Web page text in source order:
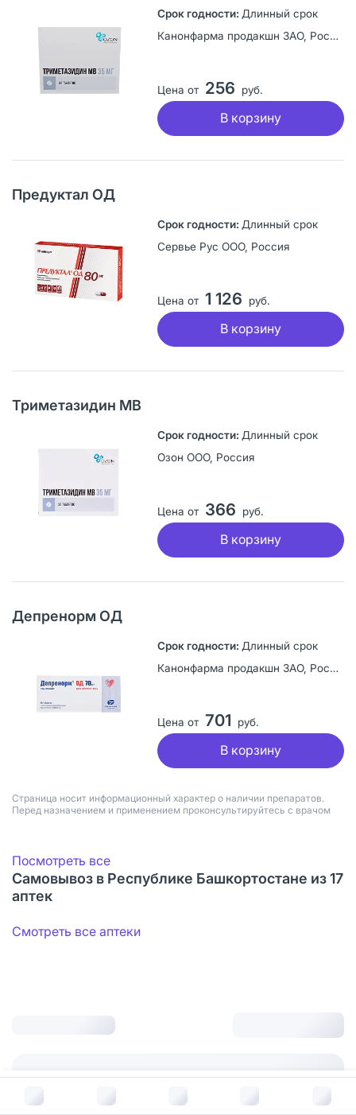
В корзину за
Длинный срок
Канонфарма продакшн ЗАО, Россия
Цена от 256 руб.
В корзину
Предуктал ОД
Длинный срок
Сервье Рус ООО, Россия
Цена от 1 126 руб.
В корзину
Триметазидин МВ
Длинный срок
Озон ООО, Россия
Цена от 366 руб.
В корзину
Депренорм ОД
Длинный срок
Канонфарма продакшн ЗАО, Россия
Цена от 701 руб.
В корзину
Страница носит информационный характер о наличии препаратов.
Перед назначением и применением проконсультируйтесь с врачом
Посмотреть все
Самовывоз в Республике Башкортостане из 17
аптек
Смотреть все аптеки